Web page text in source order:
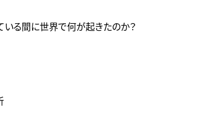
る間に世界で何が起きたのか？